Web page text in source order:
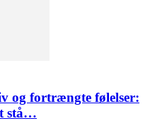
og fortrængte følelser:
stå…